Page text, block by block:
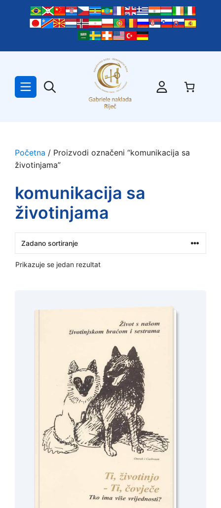
Preskoči
Početna / Proizvodi označeni “komunikacija sa
životinjama”
komunikacija sa
životinjama
Prikazuje se jedan rezultat